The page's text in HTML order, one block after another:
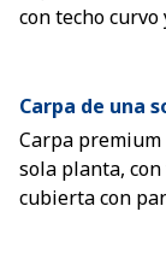
con techo curvo
Carpa de una
Carpa premium
sola planta,
cubierta con